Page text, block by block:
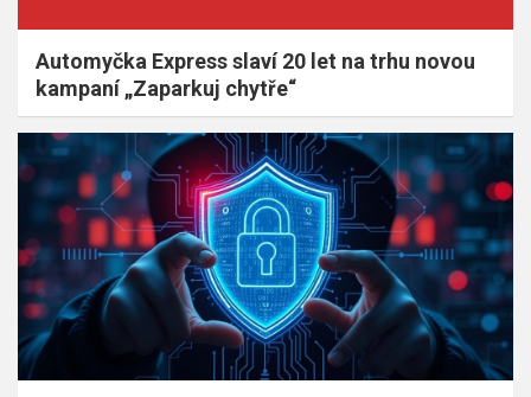
Automyčka Express slaví 20 let na trhu novou
kampaní „Zaparkuj chytře“